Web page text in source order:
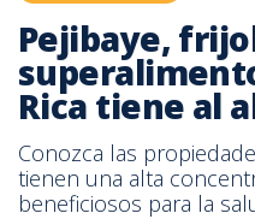
Pejibaye,
Rica tiene al
Conozca las
tienen una alta
beneficiosos para la